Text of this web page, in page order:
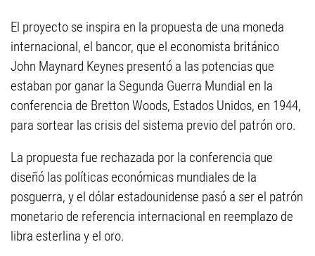
El proyecto se inspira en la propuesta de una moneda
internacional, el bancor, que el economista británico
John Maynard Keynes presentó a las potencias que
estaban por ganar la Segunda Guerra Mundial en la
conferencia de Bretton Woods, Estados Unidos, en 1944,
para sortear las crisis del sistema previo del patrón oro.
La propuesta fue rechazada por la conferencia que
diseñó las políticas económicas mundiales de la
posguerra, y el dólar estadounidense pasó a ser el patrón
monetario de referencia internacional en reemplazo de
libra esterlina y el oro.